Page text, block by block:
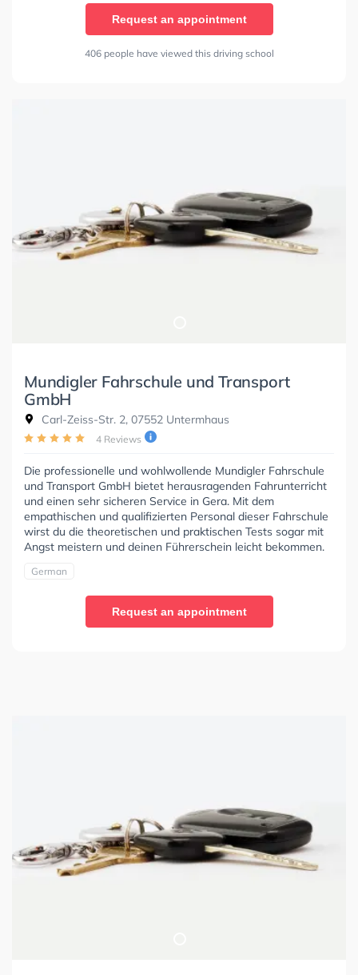
Request an appointment
406 people have viewed this driving school
Mundigler Fahrschule und Transport
GmbH
Carl-Zeiss-Str. 2, 07552 Untermhaus
4 Reviews
Die professionelle und wohlwollende Mundigler Fahrschule
und Transport GmbH bietet herausragenden Fahrunterricht
und einen sehr sicheren Service in Gera. Mit dem
empathischen und qualifizierten Personal dieser Fahrschule
wirst du die theoretischen und praktischen Tests sogar mit
Angst meistern und deinen Führerschein leicht bekommen.
German
Request an appointment